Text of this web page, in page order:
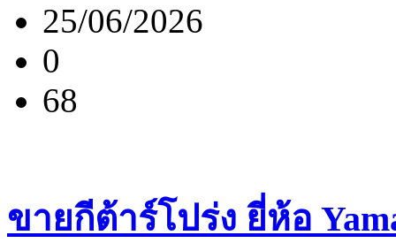
25/06/2026
0
68
ขายกีต้าร์โปร่ง ยี่ห้อ